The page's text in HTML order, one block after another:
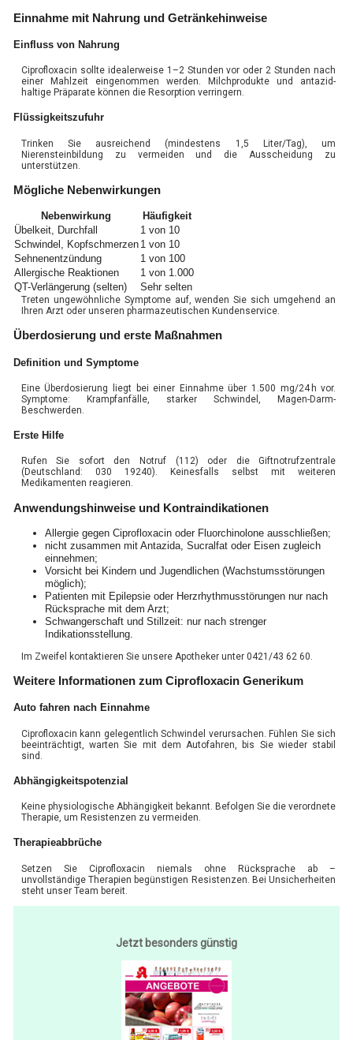
Einnahme mit Nahrung und Getränkehinweise
Einfluss von Nahrung
Ciprofloxacin sollte idealerweise 1–2 Stunden vor oder 2 Stunden nach
einer Mahlzeit eingenommen werden. Milchprodukte und antazid-
haltige Präparate können die Resorption verringern.
Flüssigkeitszufuhr
Trinken Sie ausreichend (mindestens 1,5 Liter/Tag), um
Nierensteinbildung zu vermeiden und die Ausscheidung zu
unterstützen.
Mögliche Nebenwirkungen
Nebenwirkung
Häufigkeit
Übelkeit, Durchfall
1 von 10
Schwindel, Kopfschmerzen 1 von 10
Sehnenentzündung
1 von 100
Allergische Reaktionen
1 von 1.000
QT-Verlängerung (selten)
Sehr selten
Treten ungewöhnliche Symptome auf, wenden Sie sich umgehend an
Ihren Arzt oder unseren pharmazeutischen Kundenservice.
Überdosierung und erste Maßnahmen
Definition und Symptome
Eine Überdosierung liegt bei einer Einnahme über 1.500 mg/24 h vor.
Symptome: Krampfanfälle, starker Schwindel, Magen-Darm-
Beschwerden.
Erste Hilfe
Rufen Sie sofort den Notruf (112) oder die Giftnotrufzentrale
(Deutschland: 030 19240). Keinesfalls selbst mit weiteren
Medikamenten reagieren.
Anwendungshinweise und Kontraindikationen
Allergie gegen Ciprofloxacin oder Fluorchinolone ausschließen;
nicht zusammen mit Antazida, Sucralfat oder Eisen zugleich
einnehmen;
Vorsicht bei Kindern und Jugendlichen (Wachstumsstörungen
möglich);
Patienten mit Epilepsie oder Herzrhythmusstörungen nur nach
Rücksprache mit dem Arzt;
Schwangerschaft und Stillzeit: nur nach strenger
Indikationsstellung.
Im Zweifel kontaktieren Sie unsere Apotheker unter 0421/43 62 60.
Weitere Informationen zum Ciprofloxacin Generikum
Auto fahren nach Einnahme
Ciprofloxacin kann gelegentlich Schwindel verursachen. Fühlen Sie sich
beeinträchtigt, warten Sie mit dem Autofahren, bis Sie wieder stabil
sind.
Abhängigkeitspotenzial
Keine physiologische Abhängigkeit bekannt. Befolgen Sie die verordnete
Therapie, um Resistenzen zu vermeiden.
Therapieabbrüche
Setzen Sie Ciprofloxacin niemals ohne Rücksprache ab –
unvollständige Therapien begünstigen Resistenzen. Bei Unsicherheiten
steht unser Team bereit.
Jetzt besonders günstig